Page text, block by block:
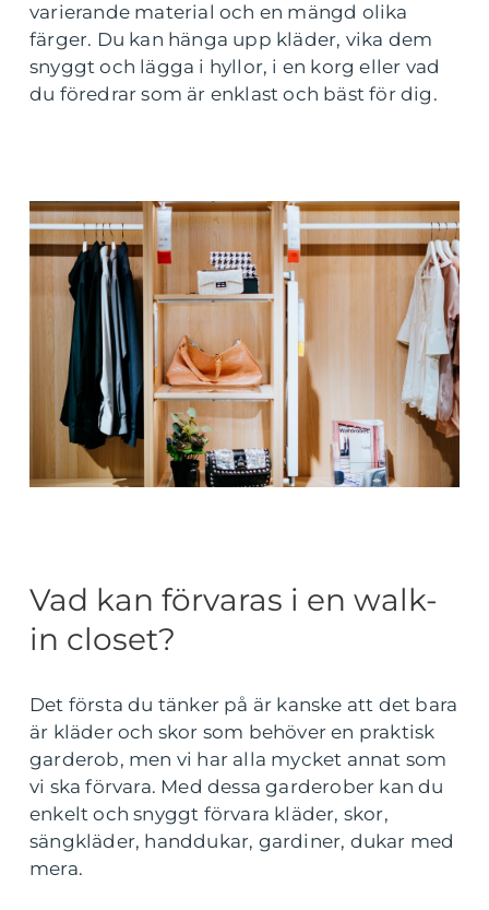
varierande material och en mängd olika
färger. Du kan hänga upp kläder, vika dem
snyggt och lägga i hyllor, i en korg eller vad
du föredrar som är enklast och bäst för dig.
Vad kan förvaras i en walk-
in closet?
Det första du tänker på är kanske att det bara
är kläder och skor som behöver en praktisk
garderob, men vi har alla mycket annat som
vi ska förvara. Med dessa garderober kan du
enkelt och snyggt förvara kläder, skor,
sängkläder, handdukar, gardiner, dukar med
mera.